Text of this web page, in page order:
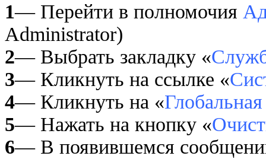
1— Перейти в полномочия
Administrator)
2— Выбрать закладку «
3— Кликнуть на ссылке «
4— Кликнуть на «
5— Нажать на кнопку «
6— В появившемся